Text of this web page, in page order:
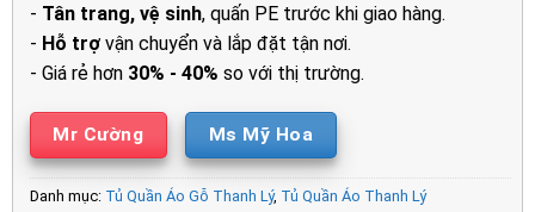
- Tân trang, vệ sinh, quấn PE trước khi giao hàng.
- Hỗ trợvận chuyển và lắp đặt tận nơi.
- Giá rẻ hơn 30% - 40% so với thị trường.
Mr Cường Ms Mỹ Hoa
Danh mục: Tủ Quần Áo Gỗ Thanh Lý, Tủ Quần Áo Thanh Lý